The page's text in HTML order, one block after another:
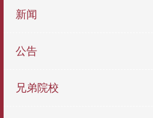
新闻
公告
兄弟院校